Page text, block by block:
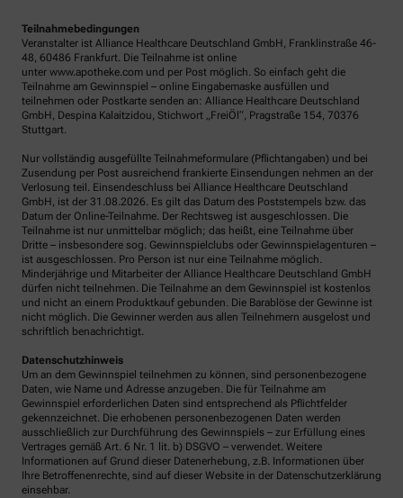
Teilnahmebedingungen
Veranstalter ist Alliance Healthcare Deutschland GmbH, Franklinstraße 46-
48, 60486 Frankfurt. Die Teilnahme ist online
unter www.apotheke.com und per Post möglich. So einfach geht die
Teilnahme am Gewinnspiel – online Eingabemaske ausfüllen und
teilnehmen oder Postkarte senden an: Alliance Healthcare Deutschland
GmbH, Despina Kalaitzidou, Stichwort „FreiÖl“, Pragstraße 154, 70376
Stuttgart.
Nur vollständig ausgefüllte Teilnahmeformulare (Pflichtangaben) und bei
Zusendung per Post ausreichend frankierte Einsendungen nehmen an der
Verlosung teil. Einsendeschluss bei Alliance Healthcare Deutschland
GmbH, ist der 31.08.2026. Es gilt das Datum des Poststempels bzw. das
Datum der Online-Teilnahme. Der Rechtsweg ist ausgeschlossen. Die
Teilnahme ist nur unmittelbar möglich; das heißt, eine Teilnahme über
Dritte – insbesondere sog. Gewinnspielclubs oder Gewinnspielagenturen –
ist ausgeschlossen. Pro Person ist nur eine Teilnahme möglich.
Minderjährige und Mitarbeiter der Alliance Healthcare Deutschland GmbH
dürfen nicht teilnehmen. Die Teilnahme an dem Gewinnspiel ist kostenlos
und nicht an einem Produktkauf gebunden. Die Barablöse der Gewinne ist
nicht möglich. Die Gewinner werden aus allen Teilnehmern ausgelost und
schriftlich benachrichtigt.
Datenschutzhinweis
Um an dem Gewinnspiel teilnehmen zu können, sind personenbezogene
Daten, wie Name und Adresse anzugeben. Die für Teilnahme am
Gewinnspiel erforderlichen Daten sind entsprechend als Pflichtfelder
gekennzeichnet. Die erhobenen personenbezogenen Daten werden
ausschließlich zur Durchführung des Gewinnspiels – zur Erfüllung eines
Vertrages gemäß Art. 6 Nr. 1 lit. b) DSGVO – verwendet. Weitere
Informationen auf Grund dieser Datenerhebung, z.B. Informationen über
Ihre Betroffenenrechte, sind auf dieser Website in der Datenschutzerklärung
einsehbar.